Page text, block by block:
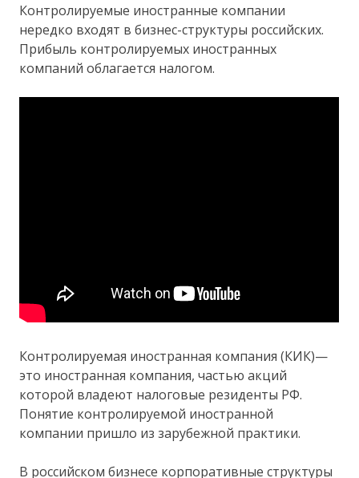
Контролируемые иностранные компании
нередко входят в бизнес-структуры российских.
Прибыль контролируемых иностранных
компаний облагается налогом.
Контролируемая иностранная компания (КИК)—
это иностранная компания, частью акций
которой владеют налоговые резиденты РФ.
Понятие контролируемой иностранной
компании пришло из зарубежной практики.
В российском бизнесе корпоративные структуры